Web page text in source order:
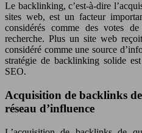
Le backlinking, c’est-à-dire
sites web, est un facteur
considérés comme des votes
recherche. Plus un site web
considéré comme une source
stratégie de backlinking solide
SEO.
Acquisition de backlinks
réseau d’influence